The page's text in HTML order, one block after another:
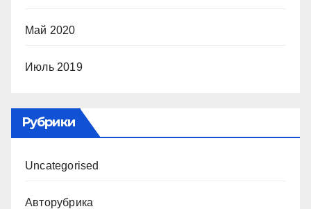
Май 2020
Июль 2019
Рубрики
Uncategorised
Авторубрика